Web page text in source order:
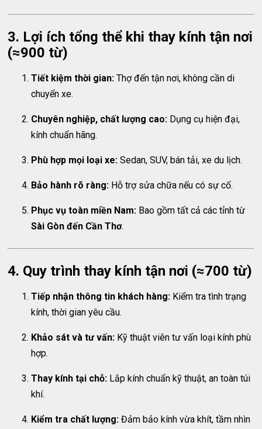
3. Lợi ích tổng thể khi thay kính tận nơi
(≈900 từ)
Tiết kiệm thời gian: Thợ đến tận nơi, không cần di
chuyển xe.
Chuyên nghiệp, chất lượng cao: Dụng cụ hiện đại,
kính chuẩn hãng.
Phù hợp mọi loại xe: Sedan, SUV, bán tải, xe du lịch.
Bảo hành rõ ràng: Hỗ trợ sửa chữa nếu có sự cố.
Phục vụ toàn miền Nam: Bao gồm tất cả các tỉnh từ
Sài Gòn đến Cần Thơ.
4. Quy trình thay kính tận nơi (≈700 từ)
Tiếp nhận thông tin khách hàng: Kiểm tra tình trạng
kính, thời gian yêu cầu.
Khảo sát và tư vấn: Kỹ thuật viên tư vấn loại kính phù
hợp.
Thay kính tại chỗ: Lắp kính chuẩn kỹ thuật, an toàn túi
khí.
Kiểm tra chất lượng: Đảm bảo kính vừa khít, tầm nhìn